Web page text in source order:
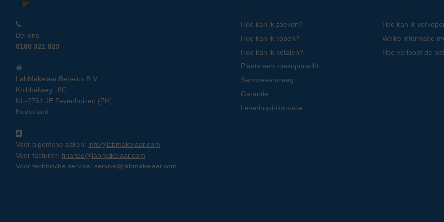
Bel ons
0180 321 820
LabMakelaar Benelux B.V.
Knibbelweg 18C
NL-2761 JE Zevenhuizen (ZH)
Nederland
Voor algemene zaken: info@labmakelaar.com
Voor facturen: finance@labmakelaar.com
Voor technische service: service@labmakelaar.com
Hoe kan ik zoeken?
Hoe kan ik kopen?
Hoe kan ik betalen?
Plaats een zoekopdracht
Serviceaanvraag
Garantie
Leveringsinformatie
Hoe kan ik
Welke informatie
Hoe verloopt de